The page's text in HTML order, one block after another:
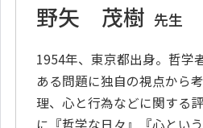
野矢 茂樹 先生
1954年、東京都出身。哲学
ある問題に独自の視点から
理、心と行為などに関する
に『哲学な日々』『心とい